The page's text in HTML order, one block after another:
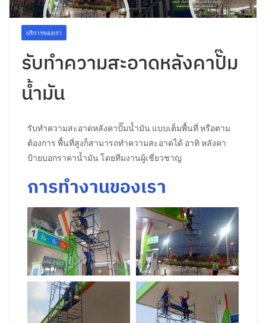
บริการของเรา
รับทำความสะอาดหลังคาปั๊ม
น้ำมัน
รับทำความสะอาดหลังคาปั๊มน้ำมัน แบบเต็มพื้นที่ หรือตาม
ต้องการ พื้นที่สูงก็สามารถทำความสะอาดได้ อาทิ หลังคา
ป้ายบอกราคาน้ำมัน โดยทีมงานผู้เชี่ยวชาญ
การทำงานของเรา